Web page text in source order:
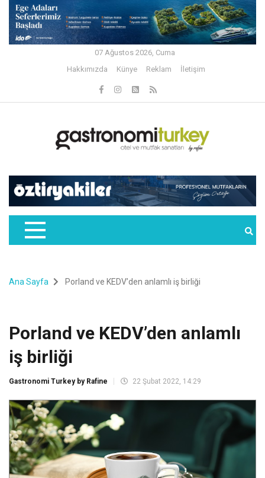
07 Ağustos 2026, Cuma
Hakkımızda
Künye Reklam İletişim
Ana Sayfa Porland ve KEDV’den anlamlı iş birliği
Porland ve KEDV’den anlamlı
iş birliği
Gastronomi Turkey by Rafine 22 Şubat 2022, 14:29